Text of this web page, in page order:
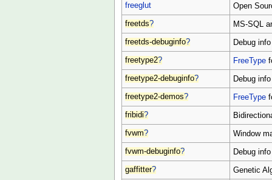
freeglut Open
freetds? MS-SQL
freetds-debuginfo? Debug
freetype2? FreeType
freetype2-debuginfo? Debug
freetype2-demos? FreeType
fribidi?
fvwm? Window
fvwm-debuginfo? Debug
gaffitter? Genetic